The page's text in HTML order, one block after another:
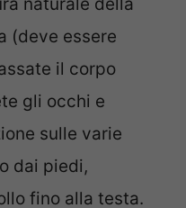
naturale della
(deve essere
il corpo
gli occhi e
sulle varie
dai piedi,
fino alla testa.